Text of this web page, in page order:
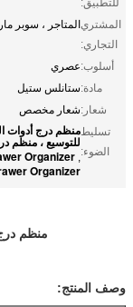
للتطبيق:
المشتري
التجاري:
المتاجر ، سوبر
أسلوب:عصري
مادة:ستانلس ستيل
شعار:شعار مخصص
تسليط
الضوء:
منظم درج أدوات
للتوسيع ، منظم
,
Organizer
Organizer
منظم
وصف المنتج: